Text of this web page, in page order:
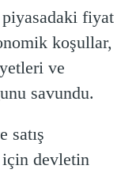
fiyat
koşullar,
ve
savundu.
satış
için devletin